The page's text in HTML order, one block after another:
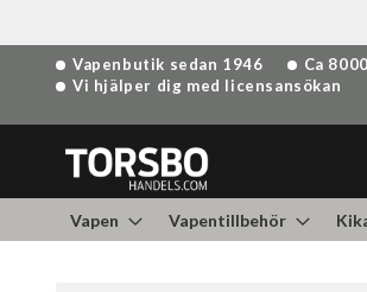
Hoppa
till
Vapenbutik sedan 1946
Ca
Vi hjälper dig med licensansökan
Vapen Vapentillbehör